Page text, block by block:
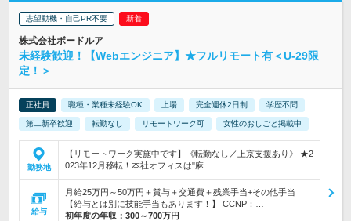
志望動機・自己PR不要
株式会社ボードルア
未経験歓迎！【Webエンジニア】★フルリモート有＜U-29限
定！＞
正社員 職種・業種未経験OK 上場 完全週休2日制 学歴不問
第二新卒歓迎 転勤なし リモートワーク可 女性のおしごと掲載中
勤務地
【リモートワーク実施中です】《転勤なし／上京支援あり》 ★2
023年12月移転！本社オフィスは"麻…
給与
月給25万円～50万円＋賞与＋交通費＋残業手当+その他手当
【給与とは別に技能手当もあります！】 CCNP：…
初年度の年収： 300～700万円